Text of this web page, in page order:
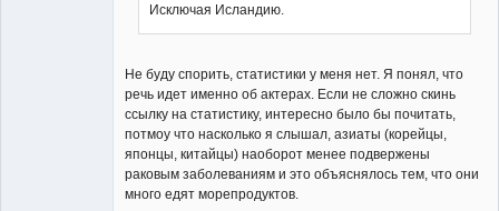
Исключая Исландию.
Не буду спорить, статистики у меня нет. Я понял, что
речь идет именно об актерах. Если не сложно скинь
ссылку на статистику, интересно было бы почитать,
потмоу что насколько я слышал, азиаты (корейцы,
японцы, китайцы) наоборот менее подвержены
раковым заболеваниям и это объяснялось тем, что они
много едят морепродуктов.